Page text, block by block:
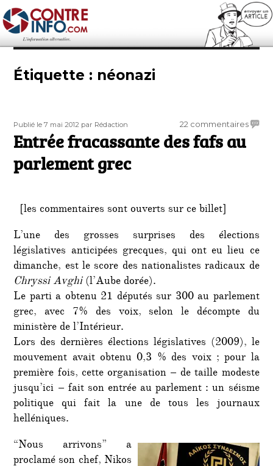
Contre-Info
Étiquette : néonazi
Publié
le
Publié le 7 mai 2012 Auteur
par Rédaction 22 commentairessur
Entrée fracassante des fafs au
parlement grec
[les commentaires sont ouverts sur ce billet]
L’une des grosses surprises des élections
législatives anticipées grecques, qui ont eu lieu ce
dimanche, est le score des nationalistes radicaux de
Chryssi Avghi(l’Aube dorée).
Le parti a obtenu 21 députés sur 300 au parlement
grec, avec 7% des voix, selon le décompte du
ministère de l’Intérieur.
Lors des dernières élections législatives (2009), le
mouvement avait obtenu 0,3 % des voix ; pour la
première fois, cette organisation – de taille modeste
jusqu’ici – fait son entrée au parlement : un séisme
politique qui fait la une de tous les journaux
helléniques.
“Nous arrivons” a
proclamé son chef, Nikos